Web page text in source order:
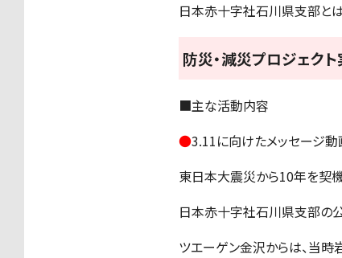
日本赤十字社石川県支部とは
防災・減災プロジェク
■主な活動内容
●3.11に向けたメッセージ
東日本大震災から10年を契
日本赤十字社石川県支部の
ツエーゲン金沢からは、当